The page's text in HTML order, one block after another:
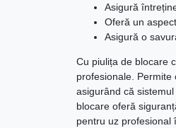
Asigură
Oferă un
Asigură o
Cu piulița de blocare
profesionale. Permite
asigurând că
blocare oferă
pentru uz profesional